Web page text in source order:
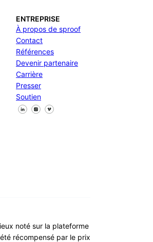
ENTREPRISE
À propos de sproof
Contact
Références
Devenir partenaire
Carrière
Presser
Soutien
Suivez-nous sur Facebook
Suivez-nous sur X
Suivez-nous sur LinkedIn
noté sur la plateforme
récompensé par le prix